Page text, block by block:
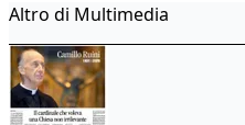
Altro di Multimedia